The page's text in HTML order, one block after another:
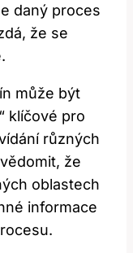
daný ‍proces
že se⁤
může být
klíčové pro
různých
že
oblastech
informace